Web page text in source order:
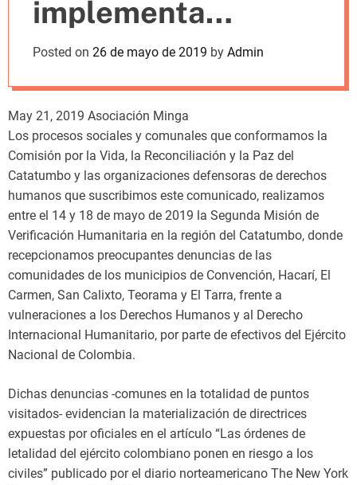
e
implementa
política de
resultados
denunciada por The
New York Times
Posted on 26 de mayo de 2019 by Admin
May 21, 2019 Asociación Minga
Los procesos sociales y comunales que conformamos la
Comisión por la Vida, la Reconciliación y la Paz del
Catatumbo y las organizaciones defensoras de derechos
humanos que suscribimos este comunicado, realizamos
entre el 14 y 18 de mayo de 2019 la Segunda Misión de
Verificación Humanitaria en la región del Catatumbo, donde
recepcionamos preocupantes denuncias de las
comunidades de los municipios de Convención, Hacarí, El
Carmen, San Calixto, Teorama y El Tarra, frente a
vulneraciones a los Derechos Humanos y al Derecho
Internacional Humanitario, por parte de efectivos del Ejército
Nacional de Colombia.
Dichas denuncias -comunes en la totalidad de puntos
visitados- evidencian la materialización de directrices
expuestas por oficiales en el artículo “Las órdenes de
letalidad del ejército colombiano ponen en riesgo a los
civiles” publicado por el diario norteamericano The New York